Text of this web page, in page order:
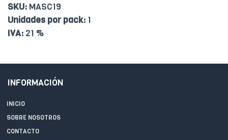
SKU: MASC19
Unidades por pack: 1
IVA: 21 %
INFORMACIÓN
INICIO
SOBRE NOSOTROS
CONTACTO